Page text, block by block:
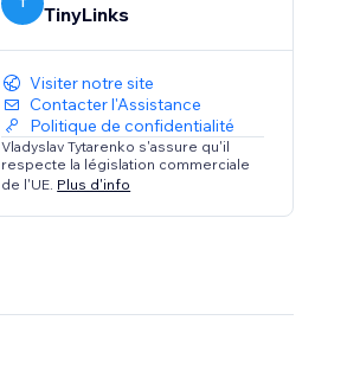
TinyLinks
Visiter notre site
Contacter l'Assistance
Politique de confidentialité
Vladyslav Tytarenko s'assure qu'il
respecte la législation commerciale
de l'UE. Plus d'info